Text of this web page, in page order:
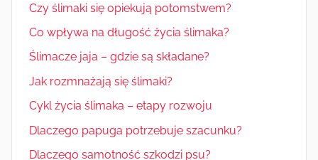
Czy ślimaki się opiekują potomstwem?
Co wpływa na długość życia ślimaka?
Ślimacze jaja – gdzie są składane?
Jak rozmnażają się ślimaki?
Cykl życia ślimaka – etapy rozwoju
Dlaczego papuga potrzebuje szacunku?
Dlaczego samotność szkodzi psu?